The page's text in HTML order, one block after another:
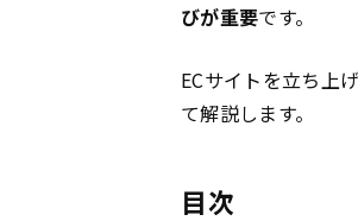
びが重要です。
ECサイトを立ち上
て解説します。
目次